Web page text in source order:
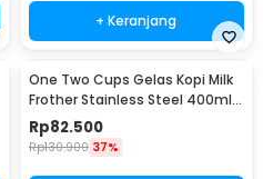
+ Keranjang
One Two Cups Gelas Kopi Milk
Frother Stainless Steel 400ml -
WZ0011
Rp82.500
Rp130.900 37%